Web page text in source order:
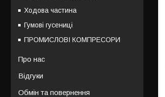
Ходова частина
Гумові гусениці
ПРОМИСЛОВІ КОМПРЕСОРИ
Про нас
Відгуки
Обмін та повернення